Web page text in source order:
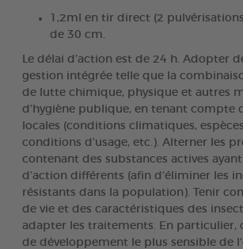
1,2ml en tir direct (2
de 30 cm.
Le délai d’action est de 24 h. Adopter
gestion intégrée telle que la
de lutte chimique, physique et autres
d’hygiène publique, en tenant compte
locales (conditions climatiques,
conditions d'usage, etc.). Alterner les
contenant des substances actives
d’action différents (afin d’éliminer les
résistants dans la population). Tenir
de vie et des caractéristiques des
adapter les traitements. En particulier,
de développement le plus sensible de